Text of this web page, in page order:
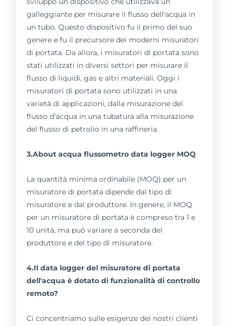
galleggiante per misurare il flusso dell'acqua in
un tubo. Questo dispositivo fu il primo del suo
genere e fu il precursore dei moderni misuratori
di portata. Da allora, i misuratori di portata sono
stati utilizzati in diversi settori per misurare il
flusso di liquidi, gas e altri materiali. Oggi i
misuratori di portata sono utilizzati in una
varietà di applicazioni, dalla misurazione del
flusso d'acqua in una tubatura alla misurazione
del flusso di petrolio in una raffineria.
3.About acqua flussometro data logger MOQ
La quantità minima ordinabile (MOQ) per un
misuratore di portata dipende dal tipo di
misuratore e dal produttore. In genere, il MOQ
per un misuratore di portata è compreso tra 1 e
10 unità, ma può variare a seconda del
produttore e del tipo di misuratore.
4.Il data logger del misuratore di portata
dell'acqua è dotato di funzionalità di controllo
remoto?
Ci concentriamo sulle esigenze dei nostri clienti